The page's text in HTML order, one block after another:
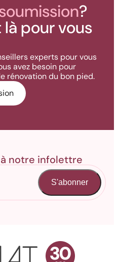
?
pour vous
experts pour vous
avez besoin pour
rénovation du bon pied.
notre infolettre
S'abonner